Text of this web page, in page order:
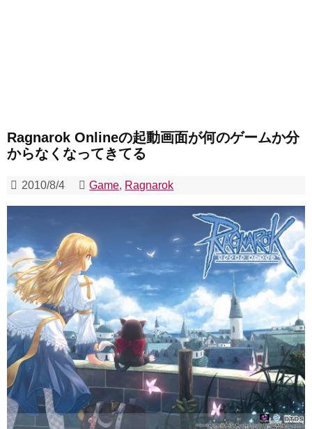
Ragnarok Onlineの起動画面が何のゲームか分
からなくなってきてる
2010/8/4 Game, Ragnarok